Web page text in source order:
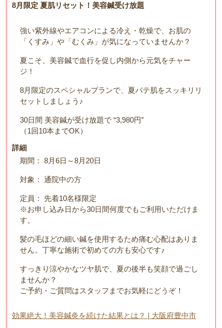
8月限定 夏肌リセット！美容鍼受け放題
強い紫外線やエアコンによる冷え・乾燥で、お肌の
「くすみ」や「むくみ」が気になっていませんか？
夏こそ、美容鍼で血行を促し内側から元気をチャー
ジ！
8月限定のスペシャルプランで、夏バテ肌をスッキリリ
セットしましょう♪
30日間 美容鍼が受け放題で “3,980円”
（1回10本までOK）
詳細
期間： 8月6日～8月20日
対象： 通院中の方
定員： 先着10名様限定
※お申し込み日から30日間何度でもご利用いただけま
す。
髪の毛ほどの細い鍼を使用するため痛む心配はありま
せん。丁寧な施術で初めての方も安心です♪
すっきり涼やかなツヤ肌で、夏の後半も笑顔で過ごし
ませんか？
ご予約・ご質問はスタッフまでお気軽にどうぞ！
効果絶大！美容鍼灸を続けた結果とは？ | 大阪府豊中市